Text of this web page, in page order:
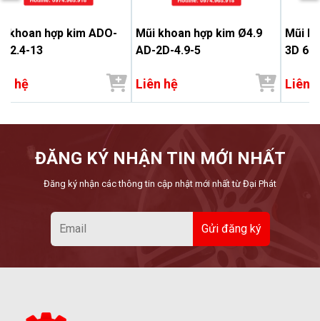
khoan hợp kim ADO-
12.4-13
hệ
Mũi khoan hợp kim Ø4.9
AD-2D-4.9-5
Liên hệ
Mũi
3D
Liên
ĐĂNG KÝ NHẬN TIN MỚI NHẤT
Đăng ký nhận các thông tin cập nhật mới nhất từ Đại Phát